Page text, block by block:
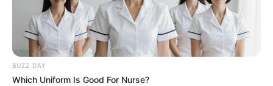
BUZZ DAY
Which Uniform Is Good For Nurse?